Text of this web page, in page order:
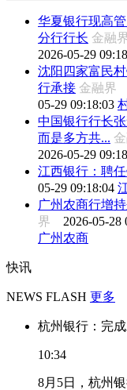
华夏银行现高
分行行长 金融
2026-05-29
沈阳四家富民
行承接 金融界
05-29 09:18:03
中国银行行长
而是多方共...
2026-05-29
江西银行：聘
05-29 09:18:04
广州农商行增
界 2026-05-28
广州农商
快讯
NEWS FLASH 更多
杭州银行：完
10:34
8月5日，杭州